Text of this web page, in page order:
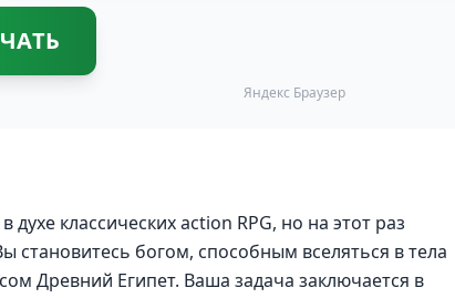
Яндекс Браузер
классических action RPG, но на этот раз
становитесь богом, способным вселяться в тела
Древний Египет. Ваша задача заключается в